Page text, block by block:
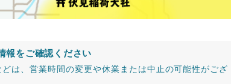
報をご確認ください
は、営業時間の変更や休業または中止の可能性がござ